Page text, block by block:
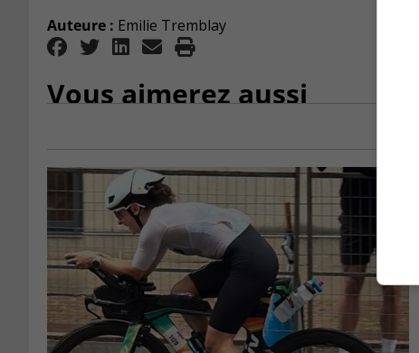
Auteure : Emilie Tremblay
Vous aimerez aussi